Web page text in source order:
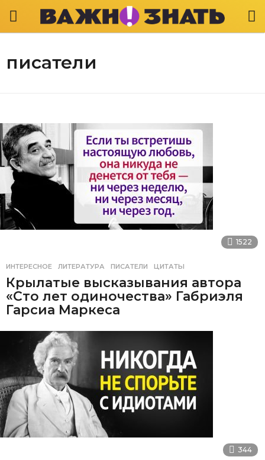
писатели
1522
ИНТЕРЕСНОЕ ЛИТЕРАТУРА ,ПИСАТЕЛИ ,ЦИТАТЫ
Крылатые высказывания автора
«Сто лет одиночества» Габриэля
Гарсиа Маркеса
344